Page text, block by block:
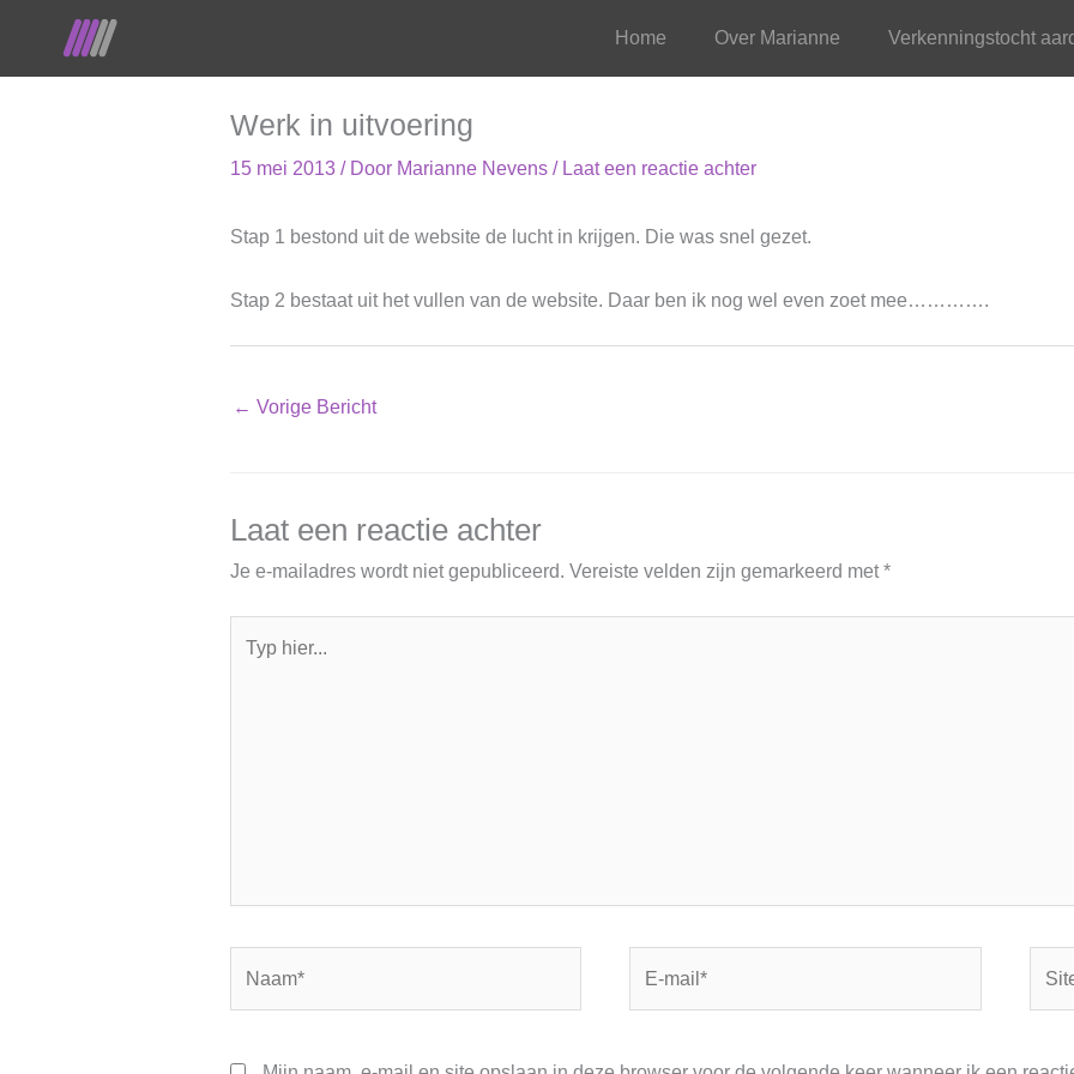
de
Home Over Marianne Verkenningstocht
Werk in uitvoering
15 mei 2013 / Door Marianne Nevens / Laat een reactie achter
Stap 1 bestond uit de website de lucht in krijgen. Die was snel gezet.
Stap 2 bestaat uit het vullen van de website. Daar ben ik nog wel even zoet mee………….
← Vorige Bericht
Laat een reactie achter
Je e-mailadres wordt niet gepubliceerd. Vereiste velden zijn gemarkeerd met*
hier...